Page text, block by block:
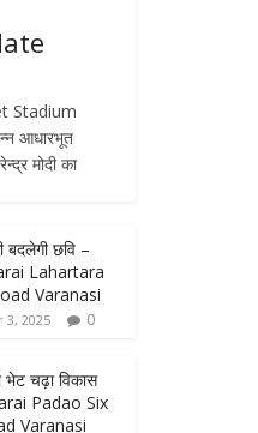
Stadium
आधारभूत
मोदी का
छवि –
Lahartara
Varanasi
3, 2025 0
भेट चढ़ा विकास
Padao Six
Varanasi